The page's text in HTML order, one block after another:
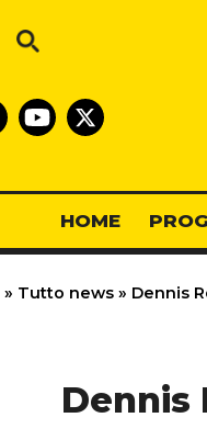
HOME
» Tutto news » Dennis
Dennis